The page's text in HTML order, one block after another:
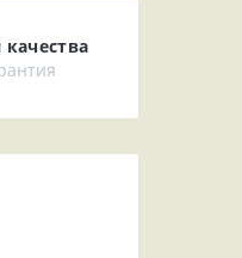
качества